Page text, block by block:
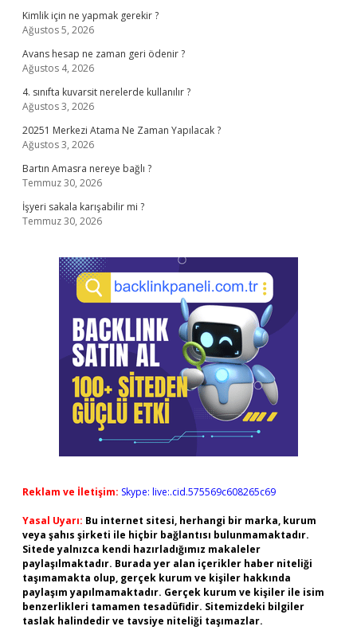
Kimlik için ne yapmak gerekir ?
Ağustos 5, 2026
Avans hesap ne zaman geri ödenir ?
Ağustos 4, 2026
4. sınıfta kuvarsit nerelerde kullanılır ?
Ağustos 3, 2026
20251 Merkezi Atama Ne Zaman Yapılacak ?
Ağustos 3, 2026
Bartın Amasra nereye bağlı ?
Temmuz 30, 2026
İşyeri sakala karışabilir mi ?
Temmuz 30, 2026
Reklam ve İletişim: Skype: live:.cid.575569c608265c69
Yasal Uyarı: Bu internet sitesi, herhangi bir marka, kurum
veya şahıs şirketi ile hiçbir bağlantısı bulunmamaktadır.
Sitede yalnızca kendi hazırladığımız makaleler
paylaşılmaktadır. Burada yer alan içerikler haber niteliği
taşımamakta olup, gerçek kurum ve kişiler hakkında
paylaşım yapılmamaktadır. Gerçek kurum ve kişiler ile isim
benzerlikleri tamamen tesadüfidir. Sitemizdeki bilgiler
taslak halindedir ve tavsiye niteliği taşımazlar.